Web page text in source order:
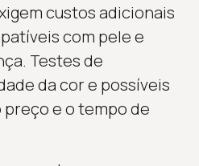
custos adicionais
com pele e
Testes de
da cor e possíveis
e o tempo de